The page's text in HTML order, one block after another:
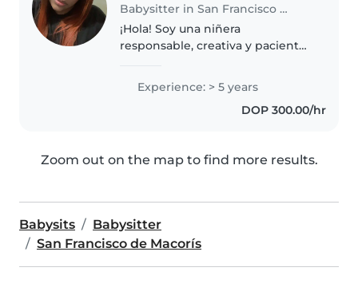
Babysitter in San Francisco de Macorís
¡Hola! Soy una niñera
responsable, creativa y paciente
cuidando niños de todas las
edades. Me encanta dibujar, leer
cuentos, hacer manualidades y
Experience: > 5 years
DOP 300.00/hr
Zoom out on the map to find more results.
Babysits
Babysitter
San Francisco de Macorís